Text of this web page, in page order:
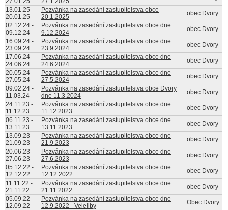
13.01.25 -
20.01.25
Pozvánka na zasedání zastupitelstva obce
20.1.2025
obec Dvory
02.12.24 -
09.12.24
Pozvánka na zasedání zastupitelstva obce dne
9.12.2024
obec Dvory
16.09.24 -
23.09.24
Pozvánka na zasedání zastupitelstva obce dne
23.9.2024
obec Dvory
17.06.24 -
24.06.24
Pozvánka na zasedání zastupitelstva obce dne
24.6.2024
obec Dvory
20.05.24 -
27.05.24
Pozvánka na zasedání zastupitelstva obce dne
27.5.2024
obec Dvory
09.02.24 -
11.03.24
Pozvánka na zasedání zastupitelstva obce Dvory
dne 11.3.2024
obec Dvory
24.11.23 -
11.12.23
Pozvánka na zasedání zastupitelstva obce dne
11.12.2023
obec Dvory
06.11.23 -
13.11.23
Pozvánka na zasedání zastupitelstva obce dne
13.11.2023
obec Dvory
13.09.23 -
21.09.23
Pozvánka na zasedání zastupitelstva obce dne
21.9.2023
obec Dvory
20.06.23 -
27.06.23
Pozvánka na zasedání zastupitelstva obce dne
27.6.2023
obec Dvory
05.12.22 -
12.12.22
Pozvánka na zasedání zastupitelstva obce dne
12.12.2022
obec Dvory
11.11.22 -
21.11.22
Pozvánka na zasedání zastupitelstva obce dne
21.11.2022
obec Dvory
05.09.22 -
12.09.22
Pozvánka na zasedání zastupitelstva obce dne
12.9.2022 - Veleliby
Obec Dvory